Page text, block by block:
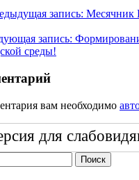
запись: Месячник
запись:
среды!
вам необходимо
для
Поиск